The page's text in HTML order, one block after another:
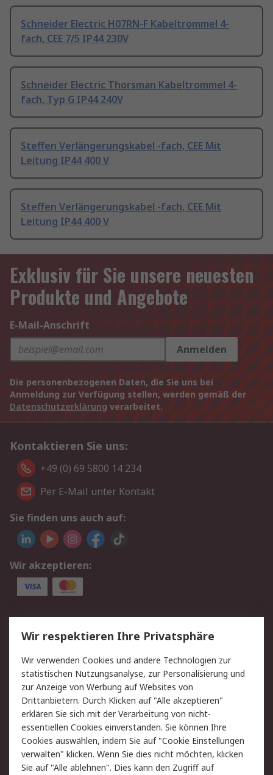
Schneider Electric H07RN-F Kabeltrommel 4-
fach, CEE 7/5 IP44 230V
Schneider Electric Thorsman Kabeltrommel 4-
fach, Typ G IP44 240V
Steffen Verlängerungskabel -fach, CEE Mit
Leitung IP44 400 V
Steffen Verlängerungskabel -fach, CEE Mit
Leitung IP44 400 V
Exklusiv für Sie unsere neuesten
Produkte und Angebote
E-Mail-Anschrift
Anmelden
Die personenbezogenen Daten, die Sie uns bei
Anmeldung zur Verfügung stellen, werden gemäß der
Datenschutzerklärung verarbeitet.
Kontaktieren Sie uns:
+49 (0) 69 5800 14 234
Per E-Mail unter Kontakt
Sie finden uns auch auf:
Wir akzeptieren:
Service
Value Added Services
Lieferlösungen
Rücksendungen
Kontakt
Hilfe
Privatkunden
Rechtliches
AGB
Datenschutz
Cookie-Richtlinie
Zahlungsbedingungen
Copyright/Impressum
Entsorgung
Wir respektieren Ihre Privatsphäre
Wir verwenden Cookies und andere Technologien zur
statistischen Nutzungsanalyse, zur Personalisierung und
zur Anzeige von Werbung auf Websites von
Drittanbietern. Durch Klicken auf "Alle akzeptieren"
erklären Sie sich mit der Verarbeitung von nicht-
essentiellen Cookies einverstanden. Sie können Ihre
Cookies auswählen, indem Sie auf "Cookie Einstellungen
verwalten" klicken. Wenn Sie dies nicht möchten, klicken
Sie auf "Alle ablehnen". Dies kann den Zugriff auf